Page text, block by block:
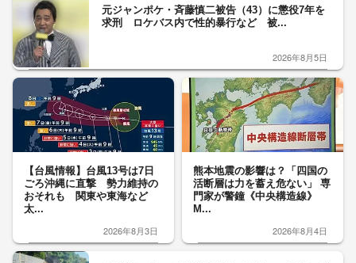
元ジャンポケ・斉藤慎二被告（43）に懲役7年を
求刑 ロケバス内で性的暴行など 被...
2026年8月5日
【台風情報】台風13号は7日
ごろ沖縄に直撃 勢力維持の
おそれも 関東や東海など
太...
2026年8月3日
熊本地震の影響は？「四国の
活断層は力を蓄え危ない」 専
門家が警鐘《中央構造線》
M...
2026年8月4日